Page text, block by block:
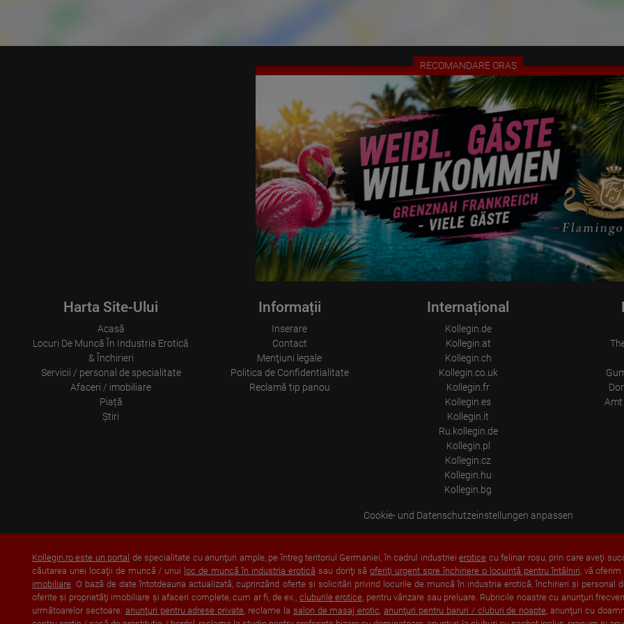
Operating system
Device (PC, tablet PC or smartphone)
Browser and any add-ons used
Resolution of the computer
Visitor source (Facebook, search engine, or referring website)
Which files were downloaded?
Which videos were watched?
Were any advertising banners clicked?
Where did the visitor go? Did he click on other pages of the portal or
did he leave it completely?
How long did the visitor stay?
Place of processing:
European Union & USA
RECOMANDARE ORAȘ
Harta Site-Ului
Acasă
Locuri De Muncă În Industria Erotică
& Închirieri
Servicii / personal de specialitate
Afaceri / imobiliare
Piață
Ştiri
Informații
Inserare
Contact
Menţiuni legale
Politica de Confidentialitate
Reclamă tip panou
Internațional
Kollegin.de
Kollegin.at
Kollegin.ch
Kollegin.co.uk
Kollegin.fr
Kollegin.es
Kollegin.it
Ru.kollegin.de
Kollegin.pl
Kollegin.cz
Kollegin.hu
Kollegin.bg
Amt
Cookie- und Datenschutzeinstellungen anpassen
Kollegin.ro este un portal de specialitate cu anunţuri ample, pe întreg teritoriul Germaniei, în cadrul industrieierotice cu felinar roşu, prin care aveţi
căutarea unei locaţii de muncă / unui loc de muncă în industria erotică sau doriţi săoferiţi urgent spre închiriere o locuinţă pentru întâlniri, vă
imobiliare. O bază de date întotdeauna actualizată, cuprinzând oferte şi solicitări privind locurile de muncă în industria erotică, închirieri şi personal
oferite şi proprietăţi imobiliare şi afaceri complete, cum ar fi, de ex., cluburile erotice, pentru vânzare sau preluare. Rubricile noastre cu anunţuri
următoarelor sectoare: anunţuri pentru adrese private, reclame la salon de masaj erotic,anunţuri pentru baruri / cluburi de noapte, anunţuri cu